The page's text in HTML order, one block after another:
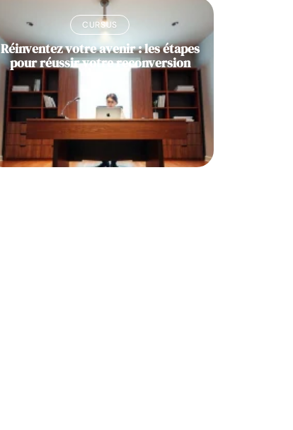
CURSUS
Réinventez votre avenir : les étapes
pour réussir votre reconversion